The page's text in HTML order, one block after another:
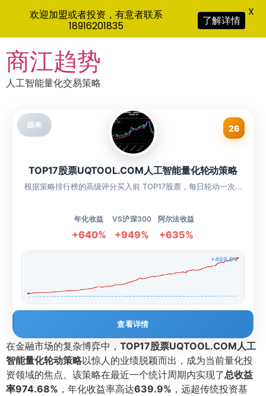
to
content
商江趋势
人工智能量化交易策略
跟单 26
TOP17股票UQTOOL.COM人工智能量化轮动策略
根据策略排行榜的高级评分买入前 TOP17股票，每日轮动一次...
年化收益
+640%
VS沪深300
+949%
阿尔法收益
+635%
+469.5%
查看详情
在金融市场的复杂博弈中， TOP17股票UQTOOL.COM人工
智能量化轮动策略以惊人的业绩脱颖而出，成为当前量化投
资领域的焦点。该策略在最近一个统计周期内实现了总收益
率974.68% ，年化收益率高达639.9% ，远超传统投资基
欢迎加盟或者投资，有意者联系
18916201835
了解详情
X